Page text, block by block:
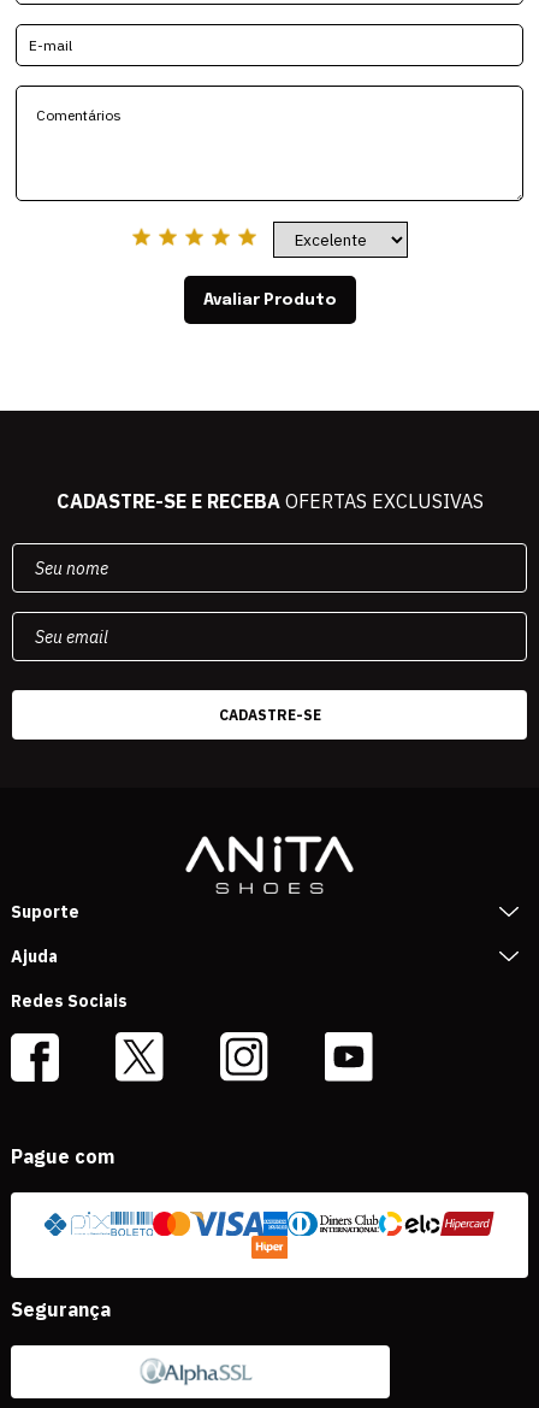
Avaliar Produto
CADASTRE-SE E RECEBAOFERTAS EXCLUSIVAS
Suporte
Ajuda
Redes Sociais
Pague com
Segurança